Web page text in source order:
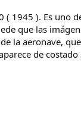
( 1945 ). Es uno
que las
la aeronave,
de